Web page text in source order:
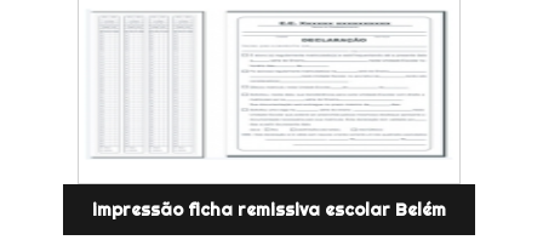
impressão ficha remissiva escolar Belém